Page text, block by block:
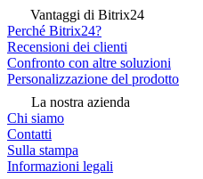
Vantaggi di Bitrix24
Perché Bitrix24?
Recensioni dei clienti
Confronto con altre soluzioni
Personalizzazione del prodotto
La nostra azienda
Chi siamo
Contatti
Sulla stampa
Informazioni legali